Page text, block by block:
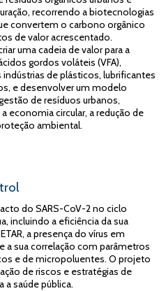
recorrendo a biotecnologias
convertem o carbono orgânico
de valor acrescentado.
uma cadeia de valor para a
gordos voláteis (VFA),
indústrias de plásticos, lubrificantes
e desenvolver um modelo
de resíduos urbanos,
economia circular, a redução de
ambiental.
do SARS-CoV-2 no ciclo
incluindo a eficiência da sua
a presença do vírus em
a sua correlação com parâmetros
e de micropoluentes. O projeto
de riscos e estratégias de
a saúde pública.